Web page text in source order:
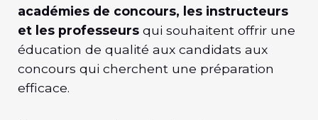
académies de concours, les instructeurs
et les professeurs qui souhaitent offrir une
éducation de qualité aux candidats aux
concours qui cherchent une préparation
efficace.